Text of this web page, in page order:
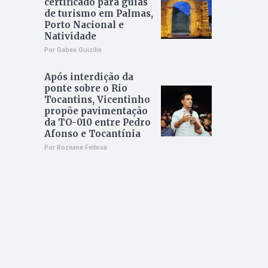
de turismo em Palmas,
Porto Nacional e
Natividade
Por Gabes Guizilin
Após interdição da
ponte sobre o Rio
Tocantins, Vicentinho
propõe pavimentação
da TO-010 entre Pedro
Afonso e Tocantínia
Por Rozeane Feitosa